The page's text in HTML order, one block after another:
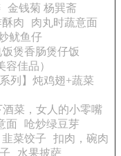
金钱菊 杨巽斋
肉
肉丸时蔬意面
鱿鱼仔
饭煲香肠煲仔饭
佳品）
列】炖鸡翅+蔬菜
菜，女人的小零嘴
面
呛炒绿豆芽
韭菜饺子
扣肉，碗肉
水果披萨